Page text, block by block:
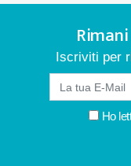
Iscriviti per
Ho